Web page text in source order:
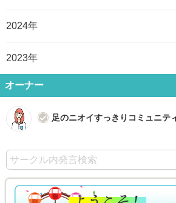
2024年
2023年
オーナー
足のニオイすっきりコミュニテ